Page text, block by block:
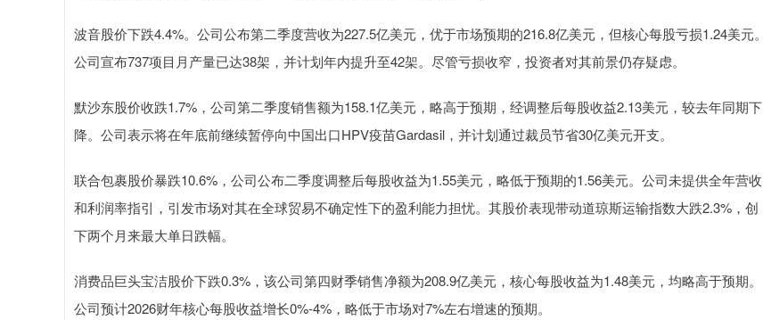
波音股价下跌4.4%。公司公布第二季度营收为227.5亿美元，优于市场预期的216.8亿美元，但核心每股亏损1.24美元。
公司宣布737项目月产量已达38架，并计划年内提升至42架。尽管亏损收窄，投资者对其前景仍存疑虑。
默沙东股价收跌1.7%，公司第二季度销售额为158.1亿美元，略高于预期，经调整后每股收益2.13美元，较去年同期下
降。公司表示将在年底前继续暂停向中国出口HPV疫苗Gardasil，并计划通过裁员节省30亿美元开支。
联合包裹股价暴跌10.6%，公司公布二季度调整后每股收益为1.55美元，略低于预期的1.56美元。公司未提供全年营收
和利润率指引，引发市场对其在全球贸易不确定性下的盈利能力担忧。其股价表现带动道琼斯运输指数大跌2.3%，创
下两个月来最大单日跌幅。
消费品巨头宝洁股价下跌0.3%，该公司第四财季销售净额为208.9亿美元，核心每股收益为1.48美元，均略高于预期。
公司预计2026财年核心每股收益增长0%-4%，略低于市场对7%左右增速的预期。